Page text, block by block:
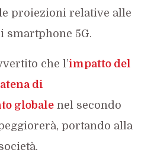
proiezioni relative alle
smartphone 5G.
che l’impatto del
di
globalenel secondo
portando alla